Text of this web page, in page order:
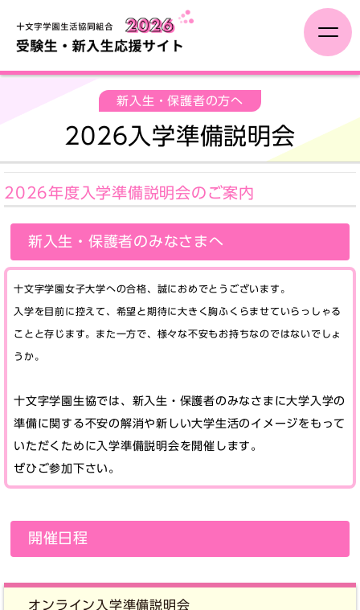
新入生・保護者の方へ
一人暮らし
入学までに
新入生イベント
新入生・保護者の方へ
2026入学準備説明会
2026年度入学準備説明会のご案内
新入生・保護者のみなさまへ
十文字学園女子大学への合格、誠におめでとうございます。
入学を目前に控えて、希望と期待に大きく胸ふくらませていらっしゃる
ことと存じます。また一方で、様々な不安もお持ちなのではないでしょ
うか。
十文字学園生協では、新入生・保護者のみなさまに大学入学の
準備に関する不安の解消や新しい大学生活のイメージをもって
いただくために入学準備説明会を開催します。
ぜひご参加下さい。
開催日程
オンライン入学準備説明会